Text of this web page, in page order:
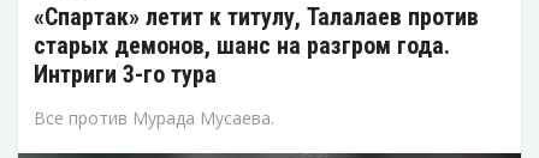
«Спартак» летит к титулу, Талалаев против
старых демонов, шанс на разгром года.
Интриги 3-го тура
Все против Мурада Мусаева.